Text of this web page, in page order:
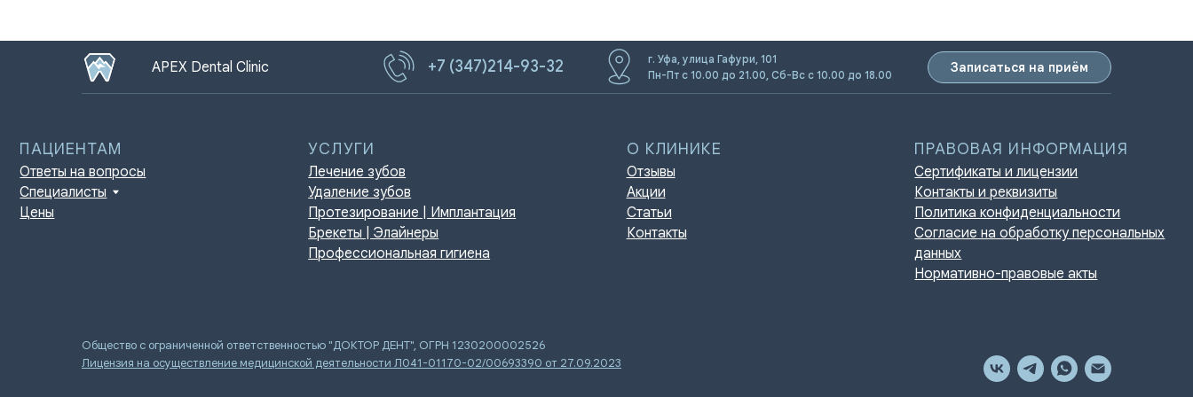
APEX Dental Clinic +7 (347)214-93-32
г. Уфа, улица Гафури, 101
Пн-Пт с 10.00 до 21.00, Сб-Вс с 10.00 до 18.00
Записаться на приём
ПАЦИЕНТАМ
Цены
УСЛУГИ
Протезирование | Имплантация
Брекеты | Элайнеры
Профессиональная гигиена
О КЛИНИКЕ ПРАВОВАЯ ИНФОРМАЦИЯ
Политика конфиденциальности
Согласие на обработку персональных
Нормативно-правовые акты
Общество с ограниченной ответственностью "ДОКТОР ДЕНТ", ОГРН 1230200002526
Лицензия на осуществление медицинской деятельности Л041-01170-02/00693390 от 27.09.2023